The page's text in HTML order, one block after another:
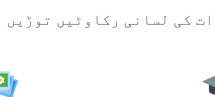
کی لسانی رکاوٹیں توڑیں